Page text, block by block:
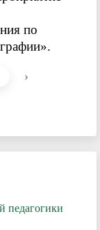
по
›
педагогики